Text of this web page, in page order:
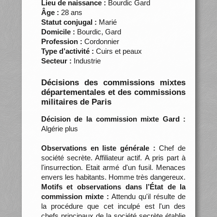
Lieu de naissance : Bourdic Gard
Âge : 28 ans
Statut conjugal : Marié
Domicile : Bourdic, Gard
Profession : Cordonnier
Type d’activité : Cuirs et peaux
Secteur : Industrie
Décisions des commissions mixtes
départementales et des commissions
militaires de Paris
Décision de la commission mixte Gard :
Algérie plus
Observations en liste générale : Chef de
société secrète. Affiliateur actif. A pris part à
l'insurrection. Etait armé d'un fusil. Menaces
envers les habitants. Homme très dangereux.
Motifs et observations dans l’État de la
commission mixte : Attendu qu'il résulte de
la procédure que cet inculpé est l'un des